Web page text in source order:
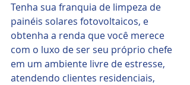
Tenha sua franquia de limpeza de
painéis solares fotovoltaicos, e
obtenha a renda que você merece
com o luxo de ser seu próprio chefe
em um ambiente livre de estresse,
atendendo clientes residenciais,